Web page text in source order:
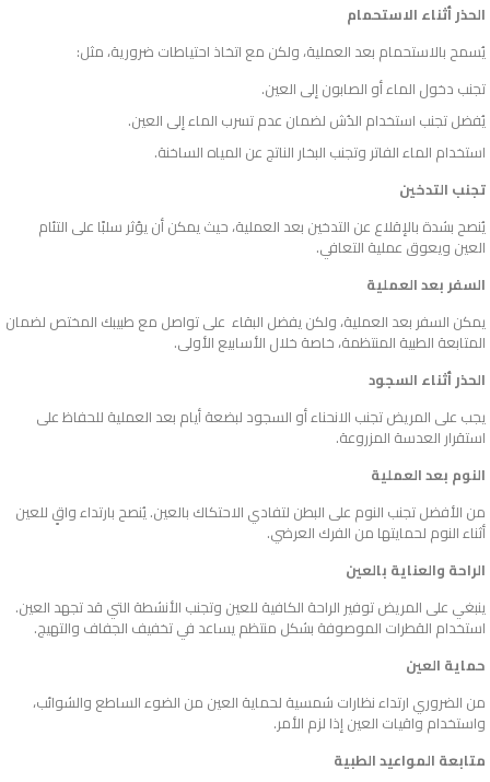
الحذر أثناء الاستحمام
يُسمح بالاستحمام بعد العملية، ولكن مع اتخاذ احتياطات ضرورية، مثل:
تجنب دخول الماء أو الصابون إلى العين.
يُفضل تجنب استخدام الدُش لضمان عدم تسرب الماء إلى العين.
استخدام الماء الفاتر وتجنب البخار الناتج عن المياه الساخنة.
تجنب التدخين
يُنصح بشدة بالإقلاع عن التدخين بعد العملية، حيث يمكن أن يؤثر سلبًا على التئام
العين ويعوق عملية التعافي.
السفر بعد العملية
يمكن السفر بعد العملية، ولكن يفضل البقاء على تواصل مع طبيبك المختص لضمان
المتابعة الطبية المنتظمة، خاصة خلال الأسابيع الأولى.
الحذر أثناء السجود
يجب على المريض تجنب الانحناء أو السجود لبضعة أيام بعد العملية للحفاظ على
استقرار العدسة المزروعة.
النوم بعد العملية
من الأفضل تجنب النوم على البطن لتفادي الاحتكاك بالعين. يُنصح بارتداء واقٍ للعين
أثناء النوم لحمايتها من الفرك العرضي.
الراحة والعناية بالعين
ينبغي على المريض توفير الراحة الكافية للعين وتجنب الأنشطة التي قد تجهد العين.
استخدام القطرات الموصوفة بشكل منتظم يساعد في تخفيف الجفاف والتهيج.
حماية العين
من الضروري ارتداء نظارات شمسية لحماية العين من الضوء الساطع والشوائب،
واستخدام واقيات العين إذا لزم الأمر.
متابعة المواعيد الطبية